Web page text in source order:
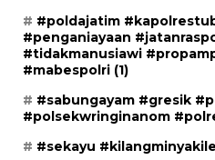
#poldajatim
#penganiayaan
#tidakmanusiawi
#mabespolri (1)
#sabungayam #gresik
#polsekwringinanom
#sekayu